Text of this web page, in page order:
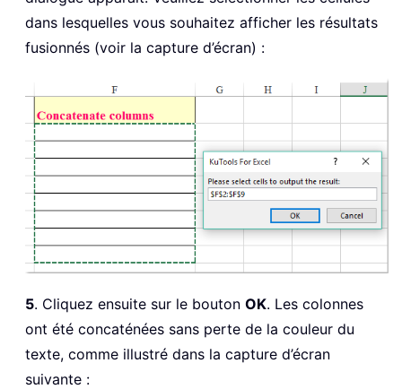
.Size = xRgEach.Font
.Strikethrough
.Subscript = xRgEach
.Underline = xRgEach
.ColorIndex = xRgEach
End With
                xRgLen
= xRgLen + Len
Next
End With
End
Sub
dans lesquelles vous souhaitez afficher les résultats
fusionnés (voir la capture d’écran) :
5. Cliquez ensuite sur le bouton OK. Les colonnes
ont été concaténées sans perte de la couleur du
texte, comme illustré dans la capture d’écran
suivante :